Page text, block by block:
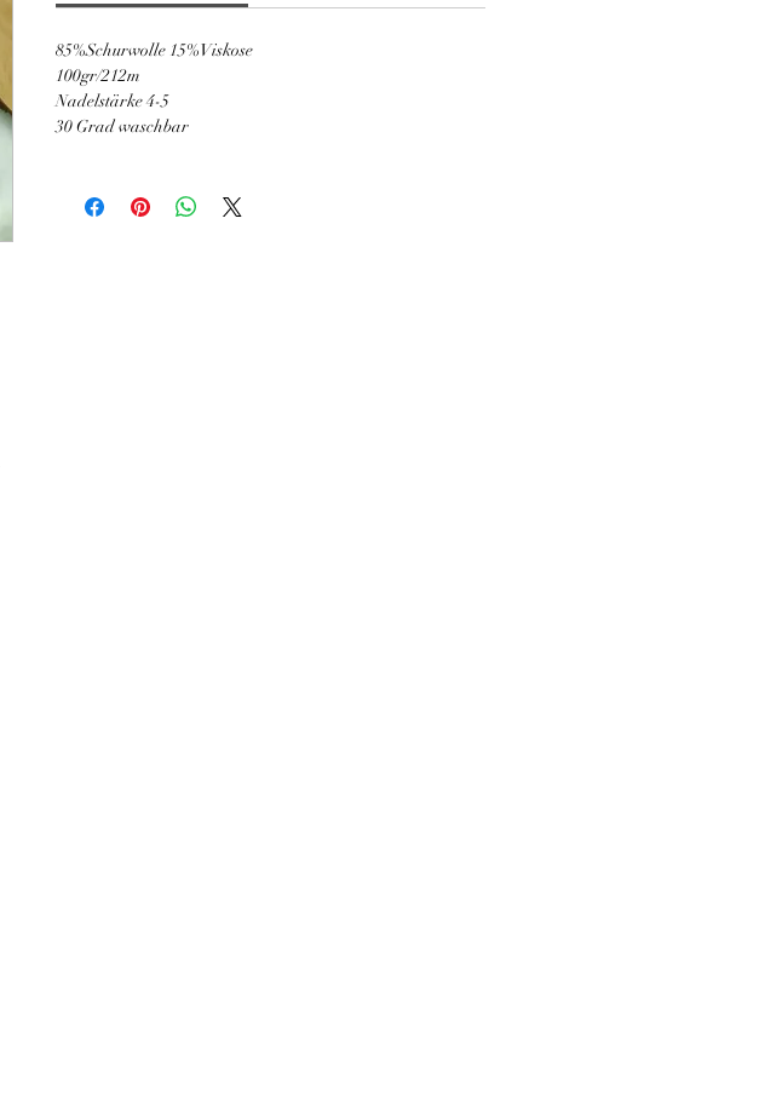
85%Schurwolle 15%Viskose
100gr/212m
Nadelstärke 4-5
30 Grad waschbar